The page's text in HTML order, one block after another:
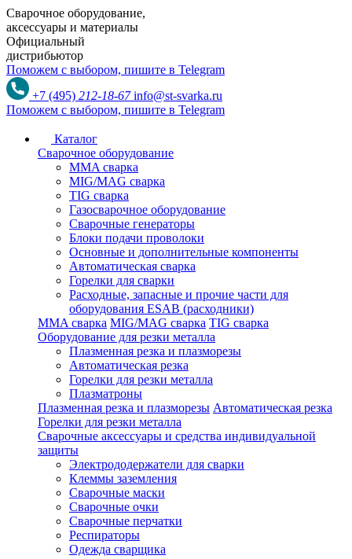
Сварочное оборудование,
аксессуары и материалы
Официальный
дистрибьютор
Поможем с выбором, пишите в Telegram
+7 (495) 212-18-67 info@st-svarka.ru
Поможем с выбором, пишите в Telegram
Каталог
Сварочное оборудование
MMA сварка
MIG/MAG сварка
TIG сварка
Газосварочное оборудование
Сварочные генераторы
Блоки подачи проволоки
Основные и дополнительные компоненты
Автоматическая сварка
Горелки для сварки
Расходные, запасные и прочие части для
оборудования ESAB (расходники)
MMA сварка MIG/MAG сварка TIG сварка
Оборудование для резки металла
Плазменная резка и плазморезы
Автоматическая резка
Горелки для резки металла
Плазматроны
Плазменная резка и плазморезы Автоматическая резка
Горелки для резки металла
Сварочные аксессуары и средства индивидуальной
защиты
Электрододержатели для сварки
Клеммы заземления
Сварочные маски
Сварочные очки
Сварочные перчатки
Респираторы
Одежда сварщика